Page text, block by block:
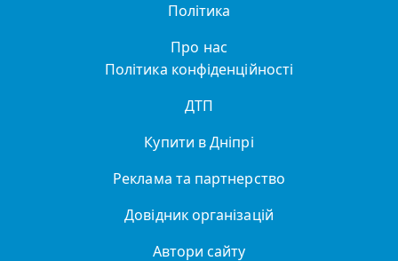
Політика
Про нас
Політика конфіденційності
ДТП
Купити в Дніпрі
Реклама та партнерство
Довідник організацій
Автори сайту